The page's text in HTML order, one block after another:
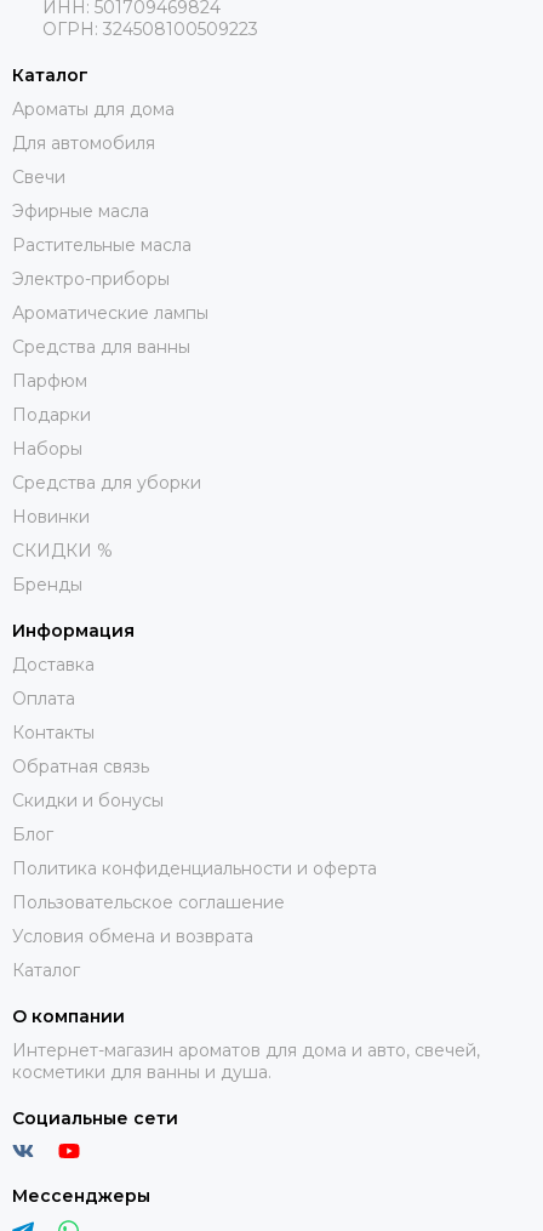
ИНН: 501709469824
ОГРН: 324508100509223
Каталог
Ароматы для дома
Для автомобиля
Свечи
Эфирные масла
Растительные масла
Электро-приборы
Ароматические лампы
Средства для ванны
Парфюм
Подарки
Наборы
Средства для уборки
Новинки
СКИДКИ %
Бренды
Информация
Доставка
Оплата
Контакты
Обратная связь
Скидки и бонусы
Блог
Политика конфиденциальности и оферта
Пользовательское соглашение
Условия обмена и возврата
Каталог
О компании
Интернет-магазин ароматов для дома и авто, свечей,
косметики для ванны и душа.
Социальные сети
Мессенджеры